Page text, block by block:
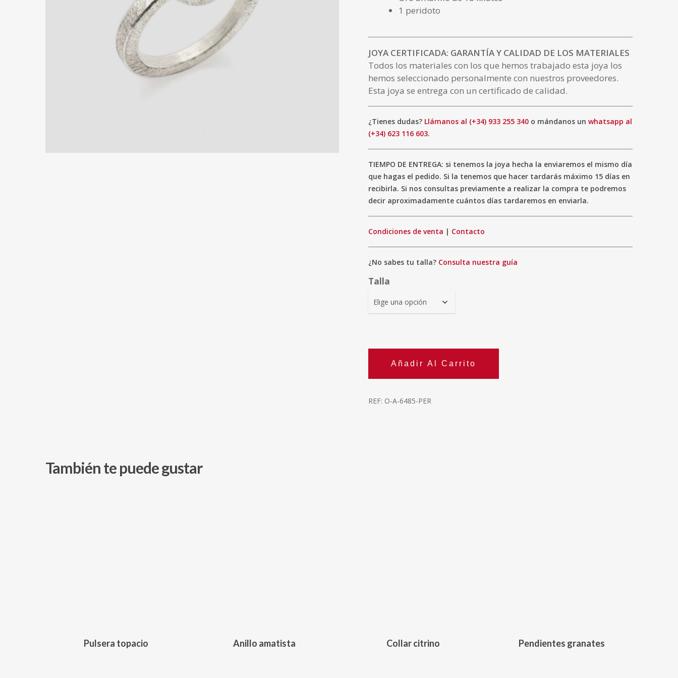
1 peridoto
JOYA CERTIFICADA: GARANTÍA Y CALIDAD DE LOS MATERIALES
Todos los materiales con los que hemos trabajado esta joya los
hemos seleccionado personalmente con nuestros proveedores.
Esta joya se entrega con un certificado de calidad.
¿Tienes dudas? Llámanos al (+34) 933 255 340 o mándanos unwhatsapp al
(+34) 623 116 603.
TIEMPO DE ENTREGA: si tenemos la joya hecha la enviaremos el mismo día
que hagas el pedido. Si la tenemos que hacer tardarás máximo 15 días en
recibirla. Si nos consultas previamente a realizar la compra te podremos
decir aproximadamente cuántos días tardaremos en enviarla.
Condiciones de venta | Contacto
¿No sabes tu talla? Consulta nuestra guía
Talla
Añadir Al Carrito
REF: O-A-6485-PER
También te puede gustar
Pulsera topacio Anillo amatista Collar citrino Pendientes granates